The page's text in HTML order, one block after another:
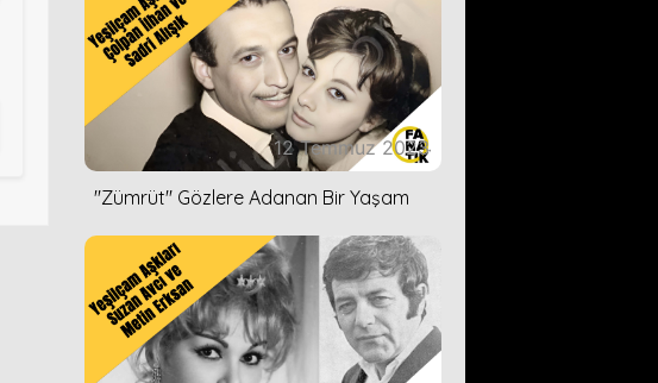
12 Temmuz 2023
''Zümrüt'' Gözlere Adanan Bir Yaşam